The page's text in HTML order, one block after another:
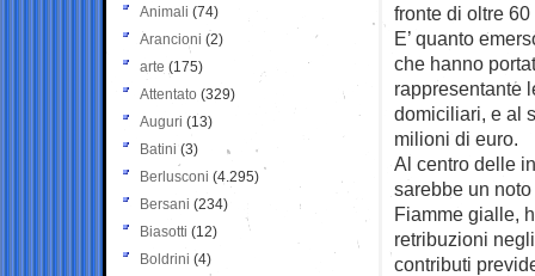
fronte di oltre
E’ quanto
che hanno
rappresentante
domiciliari, e al
milioni di euro.
Al centro delle
sarebbe un
Fiamme gialle,
retribuzioni
contributi
Animali (74)
Arancioni (2)
arte (175)
Attentato (329)
Auguri (13)
Batini (3)
Berlusconi (4.295)
Bersani (234)
Biasotti (12)
Boldrini (4)